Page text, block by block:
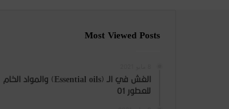
Most Viewed Posts
الغش في الـ (Essential oils) والمواد الخام
للعطور 01